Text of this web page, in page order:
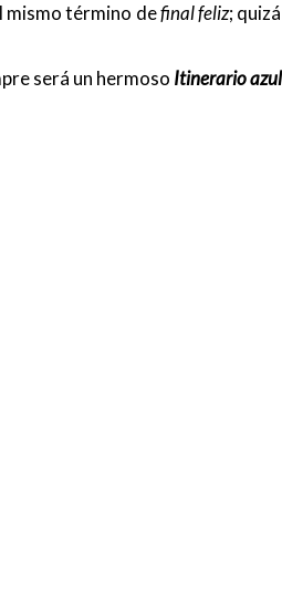
mismo término definalfeliz;
será un hermoso Itinerario azul